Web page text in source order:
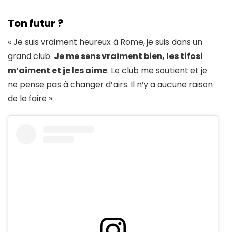
Ton futur ?
« Je suis vraiment heureux à Rome, je suis dans un
grand club. Je me sens vraiment bien, les tifosi
m’aiment et je les aime. Le club me soutient et je
ne pense pas à changer d’airs. Il n’y a aucune raison
de le faire ».